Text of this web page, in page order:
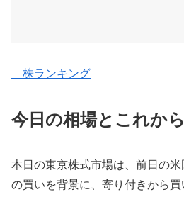
株ランキング
今日の相場とこれか
本日の東京株式市場は、前日の
の買いを背景に、寄り付きから